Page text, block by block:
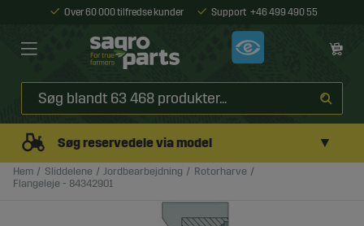
Over 60 000 tilfredse kunder Support +46 499 490 55
Søg reservedele via model ▼
Hem Sliddelene Jordbearbejdning
Rotorharve
Flangeleje - 84342901